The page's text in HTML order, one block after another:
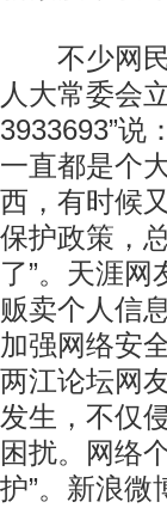
不少网民
人大常委会
3933693”说
一直都是个
西，有时候
保护政策，
了”。天涯网
贩卖个人信
加强网络安
两江论坛网
发生，不仅
困扰。网络
护”。新浪微